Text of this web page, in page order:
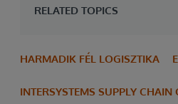
RELATED TOPICS
HARMADIK FÉL LOGISZTIKA
INTERSYSTEMS SUPPLY CHAIN